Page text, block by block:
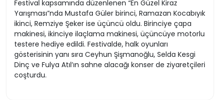
Festival kapsamında düzenlenen “En Güzel Kiraz
Yarışması”nda Mustafa Güler birinci, Ramazan Kocabıyık
ikinci, Remziye Şeker ise üçüncü oldu. Birinciye çapa
makinesi, ikinciye ilaçlama makinesi, üçüncüye motorlu
testere hediye edildi. Festivalde, halk oyunları
gösterisinin yanı sıra Ceyhun Şişmanoğlu, Selda Kesgi
Dinç ve Fulya Atıl’ın sahne alacağı konser de ziyaretçileri
coşturdu.